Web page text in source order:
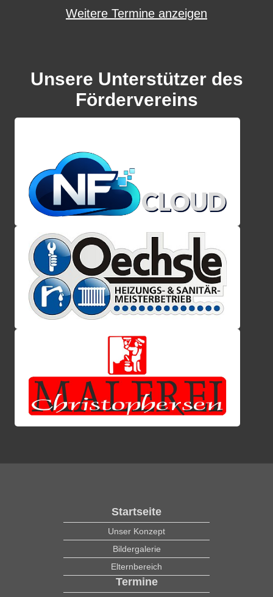
Weitere Termine anzeigen
Unsere Unterstützer des
Fördervereins
Startseite
Unser Konzept
Bildergalerie
Elternbereich
Termine